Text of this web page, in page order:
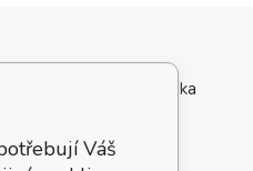
Apetit Zajícova zahrádka
B2B
Váš